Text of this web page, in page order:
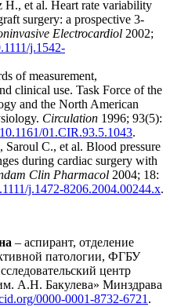
et al. Heart rate variability
surgery: a prospective 3-
Electrocardiol 2002;
j.1542-
of measurement,
clinical use. Task Force of the
and the North American
Circulation 1996; 93(5):
01.CIR.93.5.1043.
Saroul C., et al. Blood pressure
during cardiac surgery with
Clin Pharmacol 2004; 18:
j.1472-8206.2004.00244.x.
– аспирант, отделение
патологии, ФГБУ
центр
А.Н. Бакулева» Минздрава
0000-0001-8732-6721 .